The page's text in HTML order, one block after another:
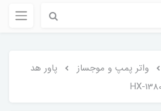
واتر پمپ و موجساز
پاور هد